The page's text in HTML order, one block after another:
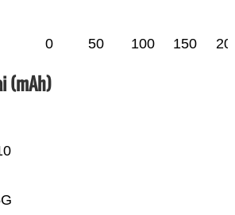
0 50 100 150
(mAh)